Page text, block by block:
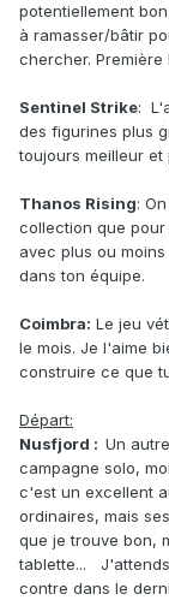
potentiellement
à ramasser/bâtir
chercher.
Sentinel Strike:
des figurines plus
toujours meilleur et
Thanos Rising:
collection que
avec plus ou
dans ton équipe.
Coimbra: Le jeu
le mois. Je l'aime
construire ce que
Départ:
Nusfjord : Un
campagne solo,
c'est un excellent
ordinaires, mais
que je trouve bon,
tablette...
contre dans le